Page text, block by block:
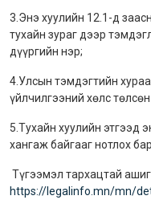
3.Энэ хуулийн 12.1-д
тухайн зураг дээр
дүүргийн нэр;
4.Улсын тэмдэгтийн
үйлчилгээний хөлс
5.Тухайн хуулийн этгээд
хангаж байгааг нотлох
Түгээмэл тархацтай
https://legalinfo.mn/mn/